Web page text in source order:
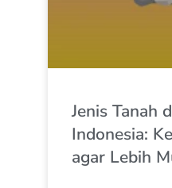
Jenis Tanah
Indonesia:
agar Lebih